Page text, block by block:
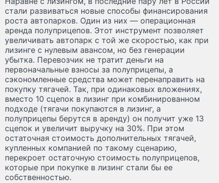
стали развиваться новые способы финансирования
роста автопарков. Один из них — операционная
аренда полуприцепов. Этот инструмент позволяет
увеличивать автопарк с той же скоростью, как при
лизинге с нулевым авансом, но без генерации
убытка. Перевозчик не тратит деньги на
первоначальные взносы за полуприцепы, а
сэкономленные средства может перенаправить на
покупку тягачей. Так, при одинаковых вложениях,
вместо 10 сцепок в лизинг при комбинированном
подходе (тягачи покупаются в лизинг, а
полуприцепы берутся в аренду) он получит уже 13
сцепок и увеличит выручку на 30%. При этом
остаточная стоимость дополнительных тягачей,
купленных компанией по такому сценарию,
перекроет остаточную стоимость полуприцепов,
которые при покупке в лизинг стали бы ее
собственностью.